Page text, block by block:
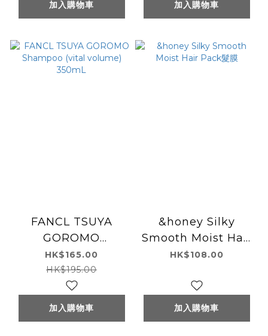
加入購物車 加入購物車
FANCL TSUYA
GOROMO
Shampoo (vital
volume) 350mL
HK$165.00
HK$195.00
加入購物車
&honey Silky
Smooth Moist Hair
Pack髮膜
HK$108.00
加入購物車